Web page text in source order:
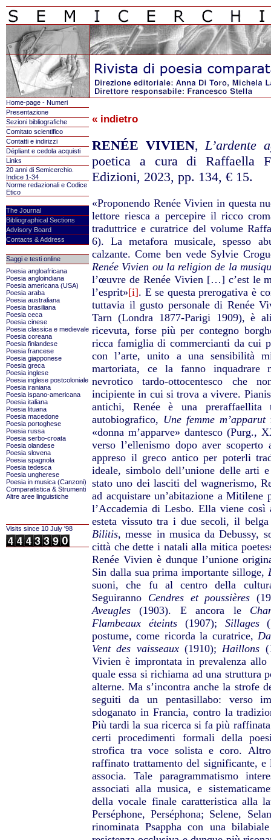
Home-page - Numeri
Presentazione
Sezioni bibliografiche
Comitato scientifico
Contatti e indirizzi
Dépliant e cedola acquisti
Links
20 anni di Semicerchio.
Indice 1-34
Norme redazionali e Codice
Etico
The Journal
Bibliographical Sections
Advisory Board
Contacts & Address
Saggi e testi online
Poesia angloafricana
Poesia angloindiana
Poesia americana (USA)
Poesia araba
Poesia australiana
Poesia brasiliana
Poesia ceca
Poesia cinese
Poesia classica e medievale
Poesia coreana
Poesia finlandese
Poesia francese
Poesia giapponese
Poesia greca
Poesia inglese
Poesia inglese postcoloniale
Poesia iraniana
Poesia ispano-americana
Poesia italiana
Poesia lituana
Poesia macedone
Poesia portoghese
Poesia russa
Poesia serbo-croata
Poesia olandese
Poesia slovena
Poesia spagnola
Poesia tedesca
Poesia ungherese
Poesia in musica (Canzoni)
Comparatistica & Strumenti
Altre aree linguistiche
Visits since 10 July '98
« indietro
RENÉE VIVIEN,L’ardente
poetica a cura di Raffaella
Edizioni, 2023, pp. 134, € 15.
«Proponendo Renée Vivien in questa
lettore riesca a percepire il ricco
traduttrice e curatrice del volume
6). La metafora musicale, spesso
calzante.Come ben vede Sylvie
Renée Vivien ou la religion de la
l’œuvre de Renée Vivien […] c’est le
l’esprit»[i]. E se questa prerogativa è
tuttavia il gusto personale di Renée
Tarn (Londra 1877-Parigi 1909), è
ricevuta, forse più per contegno
ricca famiglia di commercianti da cui
con l’arte, unito a una sensibilità
martoriata, ce la fanno inquadrare
nevrotico tardo-ottocentesco che
incipiente in cui si trova a vivere.
antichi, Renée è una
autobiografico, Une femme m’apparut
«donna m’apparve» dantesco (Purg.,
verso l’ellenismo dopo aver
appreso il greco antico per poterli
ideale, simbolo dell’unione delle arti
stato uno dei lasciti del wagnerismo,
ad acquistare un’abitazione a
l’Accademia di Lesbo. Ella viene
esteta vissuto tra i due secoli, il
Bilitis, messe in musica da Debussy,
città che dette i natali alla mitica
Renée Vivien è dunque l’unione
Sin dalla sua prima importante silloge,
suoni, che fu al centro della
Seguiranno Cendres et poussières
Aveugles (1903). E ancora le
Flambeaux éteints(1907); Sillages
postume, come ricorda la curatrice,
Vent des vaisseaux(1910);Haillons
Vivien è improntata in prevalenza
quale essa si richiama ad una struttura
alterne. Ma s’incontra anche la strofe
seguiti da un pentasillabo: verso
sdoganato in Francia, contro la
Più tardi la sua ricerca si fa più
certi procedimenti formali della
strofica tra voce solista e coro.
raffinato trattamento del significante,
associa. Tale paragrammatismo
associati alla musica, e
della vocale finale caratteristica alla
Perséphone, Perséphona; Selene,
rinominata Psappha con una